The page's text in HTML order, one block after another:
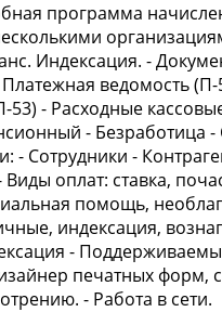
программа
Индексация. -
ведомость
53) - Расходные
- Безработица
- Сотрудники -
Виды оплат: ставка,
помощь,
индексация,
-
печатных
- Работа в сети.